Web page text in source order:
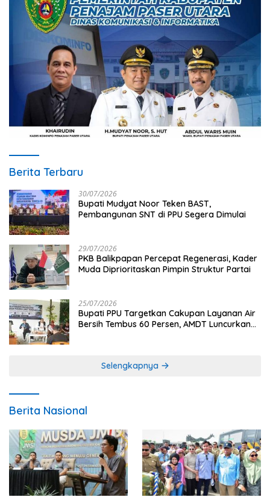
Berita Terbaru
30/07/2026
Bupati Mudyat Noor Teken BAST,
Pembangunan SNT di PPU Segera Dimulai
29/07/2026
PKB Balikpapan Percepat Regenerasi, Kader
Muda Diprioritaskan Pimpin Struktur Partai
25/07/2026
Bupati PPU Targetkan Cakupan Layanan Air
Bersih Tembus 60 Persen, AMDT Luncurkan
Selengkapnya
Berita Nasional